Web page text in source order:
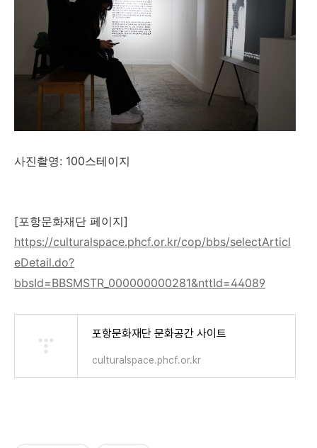
사진촬영: 100스테이지
[포항문화재단 페이지]
https://culturalspace.phcf.or.kr/cop/bbs/selectArticl
eDetail.do?
bbsId=BBSMSTR_000000000281&nttId=44089
포항문화재단 문화공간 사이트
culturalspace.phcf.or.kr